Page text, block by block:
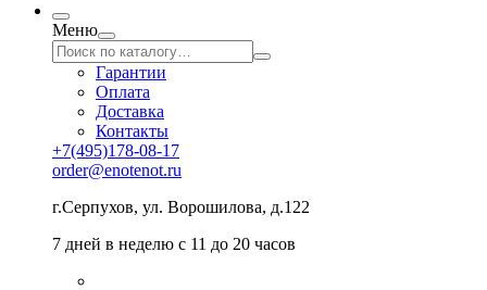
Меню
Гарантии
Оплата
Доставка
Контакты
+7(495)178-08-17
order@enotenot.ru
г.Серпухов, ул. Ворошилова, д.122
7 дней в неделю с 11 до 20 часов